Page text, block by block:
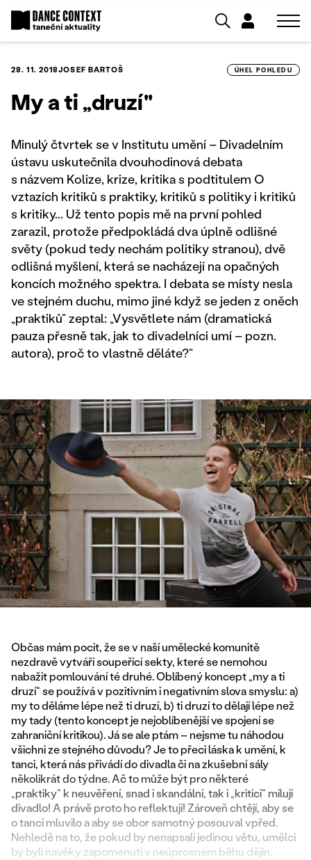
28. 11. 2018JOSEF BARTOŠ ÚHEL POHLEDU
My a ti „druzí"
Minulý čtvrtek se v Institutu umění – Divadelním
ústavu uskutečnila dvouhodinová debata
s názvem Kolize, krize, kritika s podtitulem O
vztazích kritiků s praktiky, kritiků s politiky i kritiků
s kritiky... Už tento popis mě na první pohled
zarazil, protože předpokládá dva úplně odlišné
světy (pokud tedy nechám politiky stranou), dvě
odlišná myšlení, která se nacházejí na opačných
koncích možného spektra. I debata se místy nesla
ve stejném duchu, mimo jiné když se jeden z oněch
„praktiků“ zeptal: „Vysvětlete nám (dramatická
pauza přesně tak, jak to divadelníci umí – pozn.
autora), proč to vlastně děláte?“
Občas mám pocit, že se v naší umělecké komunitě
nezdravě vytváří soupeřící sekty, které se nemohou
nabažit pomlouvání té druhé. Oblíbený koncept „my a ti
druzí“ se používá v pozitivním i negativním slova smyslu: a)
my to děláme lépe než ti druzí, b) ti druzí to dělají lépe než
my tady (tento koncept je nejoblíbenější ve spojení se
zahraniční kritikou). Já se ale ptám – nejsme tu náhodou
všichni ze stejného důvodu? Je to přeci láska k umění, k
tanci, která nás přivádí do divadla či na zkušební sály
několikrát do týdne. Ač to může být pro některé
„praktiky“ k neuvěření, snad i skandální, tak i „kritici“ milují
divadlo! A právě proto ho reflektují! Zároveň chtějí, aby se
o tanci mluvilo a aby se obor samotný posouval vpřed.
Nehledě na to, že pokud by nenapsali jedinou větu, umělci
by byli navěky zapomenuti v neúprosném běhu dějin.